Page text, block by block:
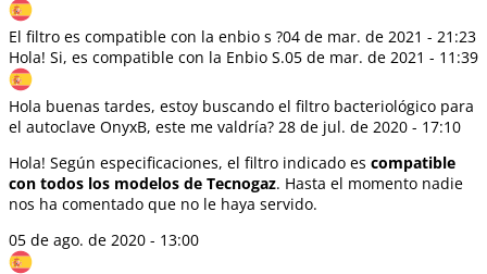
El filtro es compatible con la enbio s ?04 de mar. de 2021 - 21:23
Hola! Si, es compatible con la Enbio S.05 de mar. de 2021 - 11:39
Hola buenas tardes, estoy buscando el filtro bacteriológico para
el autoclave OnyxB, este me valdría? 28 de jul. de 2020 - 17:10
Hola! Según especificaciones, el filtro indicado es compatible
con todos los modelos de Tecnogaz. Hasta el momento nadie
nos ha comentado que no le haya servido.
05 de ago. de 2020 - 13:00